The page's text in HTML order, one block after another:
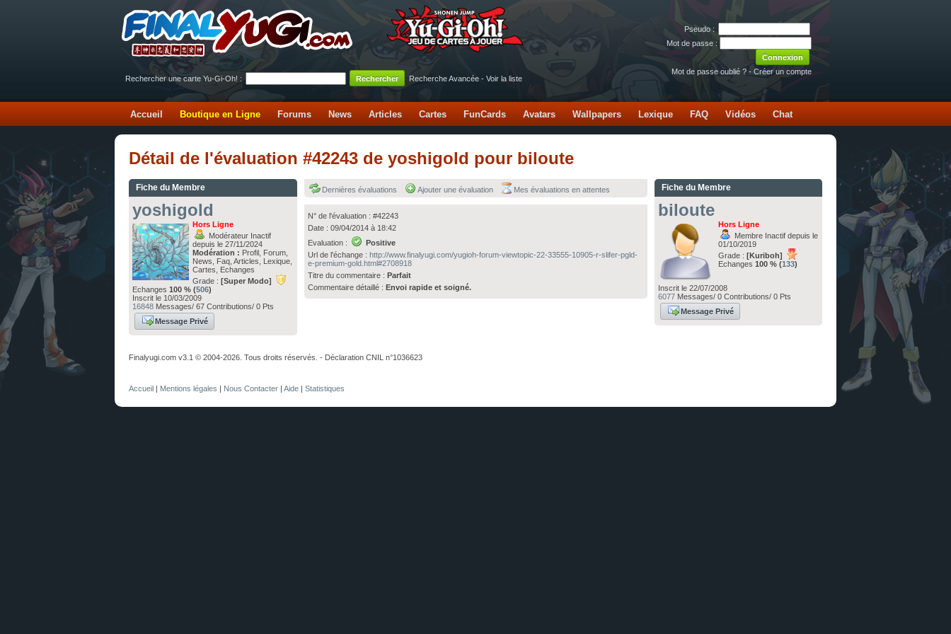
Pseudo :
Mot de passe :
Mot de passe oublié ? - Créer un compte
Rechercher une carte Yu-Gi-Oh! :
Recherche Avancée - Voir la liste
Accueil Boutique en Ligne Forums News Articles Cartes FunCards Avatars Wallpapers Lexique FAQ Vidéos Chat
Détail de l'évaluation #42243 de yoshigold pour biloute
Fiche du Membre
yoshigold
Hors Ligne
Modérateur Inactif
depuis le 27/11/2024
Modération : Profil, Forum,
News, Faq, Articles, Lexique,
Cartes, Echanges
Grade : [Super Modo]
Echanges 100 % (506)
Inscrit le 10/03/2009
16848 Messages/ 67 Contributions/ 0 Pts
Message Privé
Dernières évaluations Ajouter une évaluation Mes évaluations en attentes
N° de l'évaluation : #42243
Date : 09/04/2014 à 18:42
Evaluation :
Positive
Url de l'échange : http://www.finalyugi.com/yugioh-forum-viewtopic-22-33555-10905-r-slifer-pgld-
e-premium-gold.html#2708918
Titre du commentaire : Parfait
Commentaire détaillé : Envoi rapide et soigné.
Fiche du Membre
biloute
Hors Ligne
Membre Inactif depuis le
01/10/2019
Grade : [Kuriboh]
Echanges 100 % (133)
Inscrit le 22/07/2008
6077Messages/ 0 Contributions/ 0 Pts
Message Privé
Finalyugi.com v3.1 © 2004-2026. Tous droits réservés. - Déclaration CNIL n°1036623
Accueil | Mentions légales | Nous Contacter | Aide | Statistiques